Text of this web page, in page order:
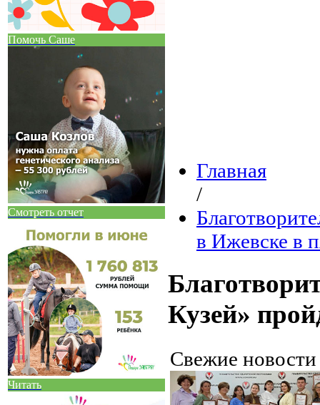
Помочь Саше
Смотреть отчет
Читать
Главная
/
в Ижевске в
Кузей»
Свежие